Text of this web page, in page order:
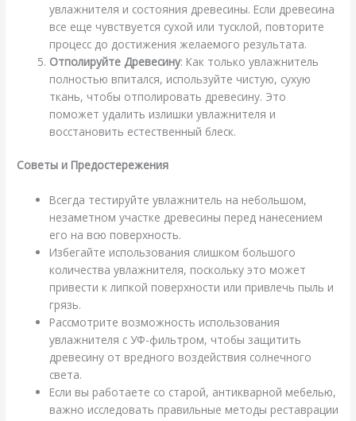
увлажнителя и состояния древесины. Если древесина
все еще чувствуется сухой или тусклой, повторите
процесс до достижения желаемого результата.
Отполируйте Древесину: Как только увлажнитель
полностью впитался, используйте чистую, сухую
ткань, чтобы отполировать древесину. Это
поможет удалить излишки увлажнителя и
восстановить естественный блеск.
Советы и Предостережения
Всегда тестируйте увлажнитель на небольшом,
незаметном участке древесины перед нанесением
его на всю поверхность.
Избегайте использования слишком большого
количества увлажнителя, поскольку это может
привести к липкой поверхности или привлечь пыль и
грязь.
Рассмотрите возможность использования
увлажнителя с УФ-фильтром, чтобы защитить
древесину от вредного воздействия солнечного
света.
Если вы работаете со старой, антикварной мебелью,
важно исследовать правильные методы реставрации